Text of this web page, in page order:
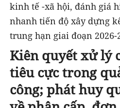
kinh tế -xã hội, đánh giá
nhanh tiến độ xây dựng
trung hạn giai đoạn 2026-
Kiên quyết xử lý
tiêu cực trong
công; phát huy